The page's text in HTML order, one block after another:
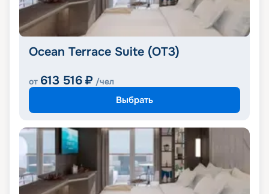
Ocean Terrace Suite (OT3)
от 613 516 ₽ /чел
Выбрать